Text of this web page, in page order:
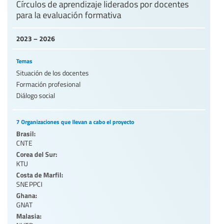
2023 – 2026
Círculos de aprendizaje liderados por docentes
para la evaluación formativa
Temas
Situación de los docentes
Formación profesional
Diálogo social
7 Organizaciones que llevan a cabo el proyecto
Brasil:
CNTE
Corea del Sur:
KTU
Costa de Marfil:
SNEPPCI
Ghana:
GNAT
Malasia: